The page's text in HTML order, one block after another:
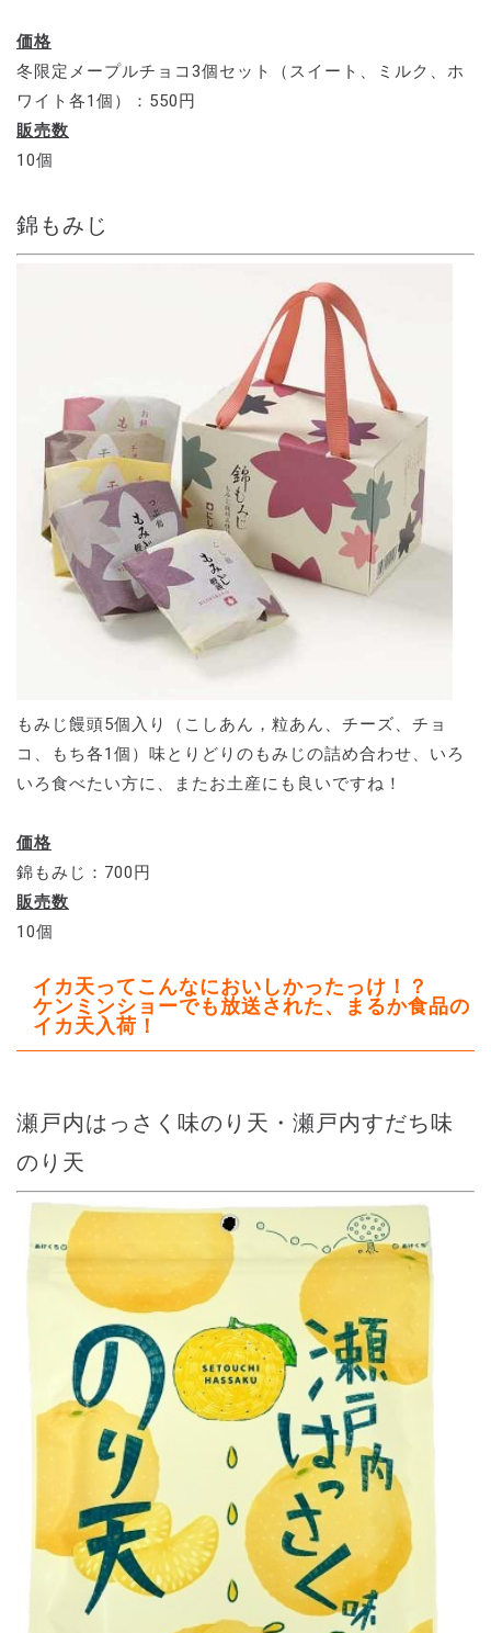
価格
冬限定メープルチョコ3個セット（スイート、ミルク、ホ
ワイト各1個）：550円
販売数
10個
錦もみじ
もみじ饅頭5個入り（こしあん，粒あん、チーズ、チョ
コ、もち各1個）味とりどりのもみじの詰め合わせ、いろ
いろ食べたい方に、またお土産にも良いですね！
価格
錦もみじ：700円
販売数
10個
イカ天ってこんなにおいしかったっけ！？
ケンミンショーでも放送された、まるか食品の
イカ天入荷！
瀬戸内はっさく味のり天・瀬戸内すだち味
のり天